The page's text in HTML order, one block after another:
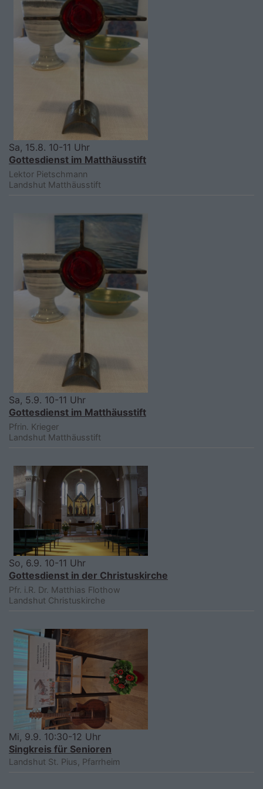
Sa, 15.8. 10-11 Uhr
Gottesdienst im Matthäusstift
Lektor Pietschmann
Landshut Matthäusstift
Sa, 5.9. 10-11 Uhr
Gottesdienst im Matthäusstift
Pfrin. Krieger
Landshut Matthäusstift
So, 6.9. 10-11 Uhr
Gottesdienst in der Christuskirche
Pfr. i.R. Dr. Matthias Flothow
Landshut Christuskirche
Mi, 9.9. 10:30-12 Uhr
Singkreis für Senioren
Landshut St. Pius, Pfarrheim